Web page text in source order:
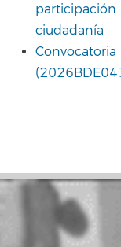
participación
ciudadanía
Convocatoria